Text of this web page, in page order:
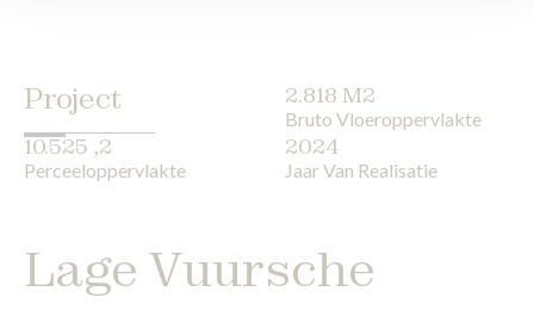
Project 2.818 M2
Bruto Vloeroppervlakte
10.525 ,2
Perceeloppervlakte
2024
Jaar Van Realisatie
Lage Vuursche